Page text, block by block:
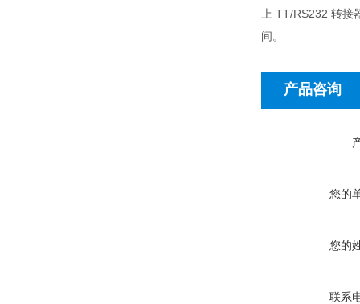
上 TT/RS232 转
间。
产品咨询
您的
您的
联系